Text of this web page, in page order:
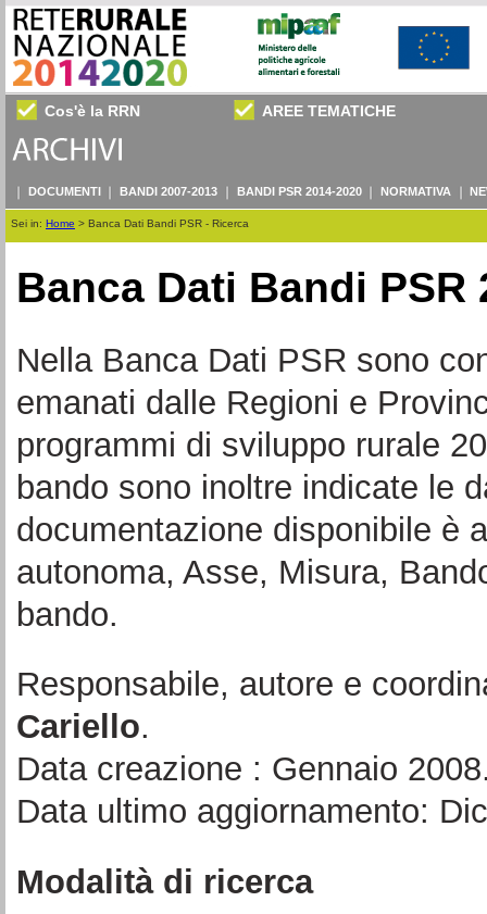
Cos'è la RRN AREE TEMATICHE
DOCUMENTI BANDI 2007-2013 BANDI PSR 2014-2020 NORMATIVA
Sei in: Home > Banca Dati Bandi PSR - Ricerca
Banca Dati Bandi PSR
Nella Banca Dati PSR sono
emanati dalle Regioni e
programmi di sviluppo rurale
bando sono inoltre indicate le
documentazione disponibile è
autonoma, Asse, Misura,
bando.
Responsabile, autore e
Cariello.
Data creazione : Gennaio
Data ultimo aggiornamento:
Modalità di ricerca